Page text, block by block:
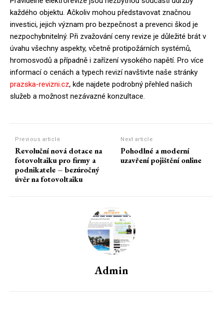
každého objektu. Ačkoliv mohou představovat značnou
investici, jejich význam pro bezpečnost a prevenci škod je
nezpochybnitelný. Při zvažování ceny revize je důležité brát v
úvahu všechny aspekty, včetně protipožárních systémů,
hromosvodů a případně i zařízení vysokého napětí. Pro více
informací o cenách a typech revizí navštivte naše stránky
prazska-revizni.cz, kde najdete podrobný přehled našich
služeb a možnost nezávazné konzultace.
Previous article
Revoluční nová dotace na
fotovoltaiku pro firmy a
podnikatele – bezúročný
úvěr na fotovoltaiku
Next article
Pohodlné a moderní
uzavření pojištění online
Admin